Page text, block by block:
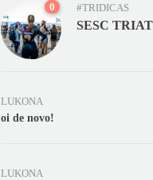
0 #TRIDICAS
SESC
LUKONA
oi de novo!
LUKONA